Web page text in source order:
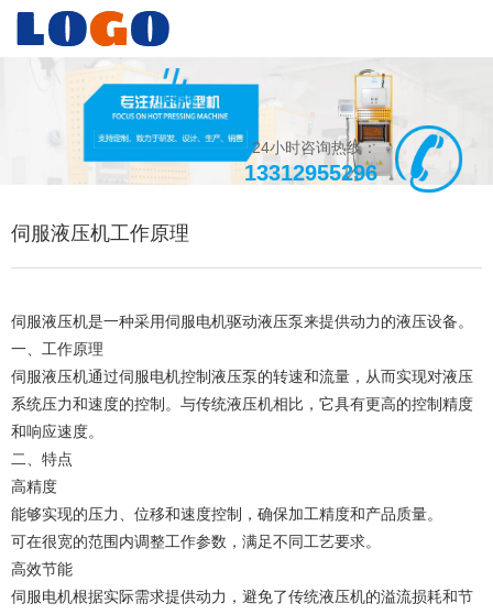
24小时咨询热线：
13312955296
伺服液压机工作原理
伺服液压机是一种采用伺服电机驱动液压泵来提供动力的液压设备。
一、工作原理
伺服液压机通过伺服电机控制液压泵的转速和流量，从而实现对液压
系统压力和速度的控制。与传统液压机相比，它具有更高的控制精度
和响应速度。
二、特点
高精度
能够实现的压力、位移和速度控制，确保加工精度和产品质量。
可在很宽的范围内调整工作参数，满足不同工艺要求。
高效节能
伺服电机根据实际需求提供动力，避免了传统液压机的溢流损耗和节